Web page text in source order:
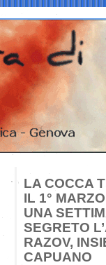
LA COCCA
IL 1°
UNA
SEGRETO
RAZOV,
CAPUANO